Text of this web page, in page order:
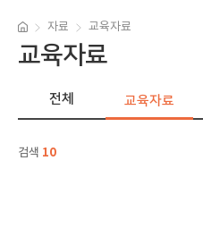
자료 교육자료
교육자료
전체 교육자료
검색 10